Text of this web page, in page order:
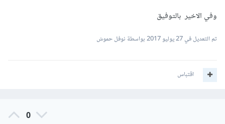
وفي الاخير بالتوفيق
تم التعديل في27 يوليو 2017 بواسطة نوفل حموش
اقتباس
0